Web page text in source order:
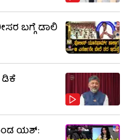
ಬಗ್ಗೆ ಡಾಲಿ
ಡಿಕೆ
ಯಶ್: